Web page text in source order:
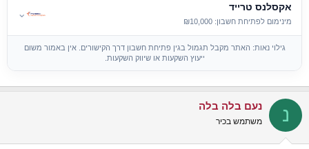
אקסלנס טרייד
מינימום לפתיחת חשבון: ₪10,000
⌄
גילוי נאות: האתר מקבל תגמול בגין פתיחת חשבון דרך הקישורים. אין באמור משום
ייעוץ השקעות או שיווק השקעות.
נ נעם בלה בלה
משתמש בכיר